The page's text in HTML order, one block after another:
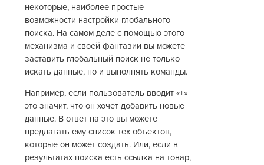
некоторые, наиболее простые
возможности настройки глобального
поиска. На самом деле с помощью этого
механизма и своей фантазии вы можете
заставить глобальный поиск не только
искать данные, но и выполнять команды.
Например, если пользователь вводит «+»
это значит, что он хочет добавить новые
данные. В ответ на это вы можете
предлагать ему список тех объектов,
которые он может создать. Или, если в
результатах поиска есть ссылка на товар,